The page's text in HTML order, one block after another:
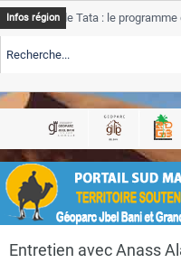
Close
Infos région
de Tata : le programme de
TSGJB Tourisme : l’ONMT
TSGJB Tourisme au Maroc
Entretien avec Anass